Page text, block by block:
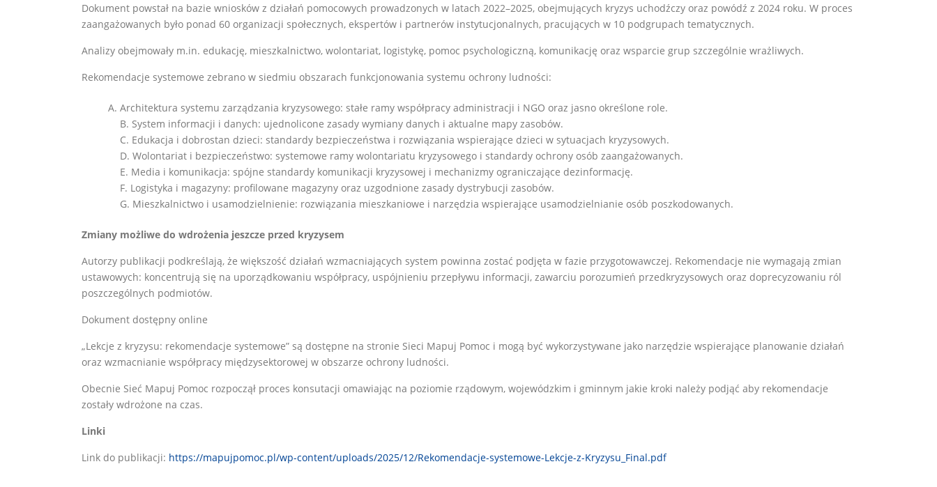
Dokument powstał na bazie wniosków z działań pomocowych prowadzonych w latach 2022–2025, obejmujących kryzys uchodźczy oraz powódź z 2024 roku. W proces
zaangażowanych było ponad 60 organizacji społecznych, ekspertów i partnerów instytucjonalnych, pracujących w 10 podgrupach tematycznych.
Analizy obejmowały m.in. edukację, mieszkalnictwo, wolontariat, logistykę, pomoc psychologiczną, komunikację oraz wsparcie grup szczególnie wrażliwych.
Rekomendacje systemowe zebrano w siedmiu obszarach funkcjonowania systemu ochrony ludności:
Architektura systemu zarządzania kryzysowego: stałe ramy współpracy administracji i NGO oraz jasno określone role.
B. System informacji i danych: ujednolicone zasady wymiany danych i aktualne mapy zasobów.
C. Edukacja i dobrostan dzieci: standardy bezpieczeństwa i rozwiązania wspierające dzieci w sytuacjach kryzysowych.
D. Wolontariat i bezpieczeństwo: systemowe ramy wolontariatu kryzysowego i standardy ochrony osób zaangażowanych.
E. Media i komunikacja: spójne standardy komunikacji kryzysowej i mechanizmy ograniczające dezinformację.
F. Logistyka i magazyny: profilowane magazyny oraz uzgodnione zasady dystrybucji zasobów.
G. Mieszkalnictwo i usamodzielnienie: rozwiązania mieszkaniowe i narzędzia wspierające usamodzielnianie osób poszkodowanych.
Zmiany możliwe do wdrożenia jeszcze przed kryzysem
Autorzy publikacji podkreślają, że większość działań wzmacniających system powinna zostać podjęta w fazie przygotowawczej. Rekomendacje nie wymagają zmian
ustawowych: koncentrują się na uporządkowaniu współpracy, uspójnieniu przepływu informacji, zawarciu porozumień przedkryzysowych oraz doprecyzowaniu ról
poszczególnych podmiotów.
Dokument dostępny online
„Lekcje z kryzysu: rekomendacje systemowe” są dostępne na stronie Sieci Mapuj Pomoc i mogą być wykorzystywane jako narzędzie wspierające planowanie działań
oraz wzmacnianie współpracy międzysektorowej w obszarze ochrony ludności.
Obecnie Sieć Mapuj Pomoc rozpoczął proces konsutacji omawiając na poziomie rządowym, wojewódzkim i gminnym jakie kroki należy podjąć aby rekomendacje
zostały wdrożone na czas.
Linki
Link do publikacji: https://mapujpomoc.pl/wp-content/uploads/2025/12/Rekomendacje-systemowe-Lekcje-z-Kryzysu_Final.pdf